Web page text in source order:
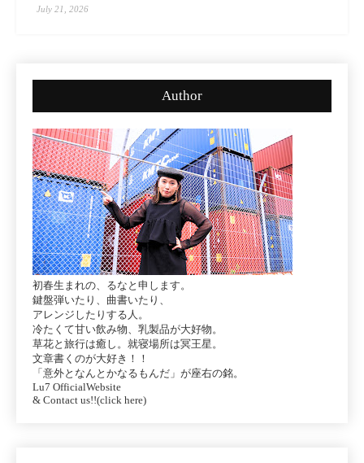
July 21, 2026
Author
初春生まれの、るなと申します。
鍵盤弾いたり、曲書いたり、
アレンジしたりする人。
冷たくて甘い飲み物、乳製品が大好物。
草花と旅行は癒し。就寝場所は冥王星。
文章書くのが大好き！！
「意外となんとかなるもんだ」が座右の銘。
Lu7 OfficialWebsite
& Contact us!!(click here)